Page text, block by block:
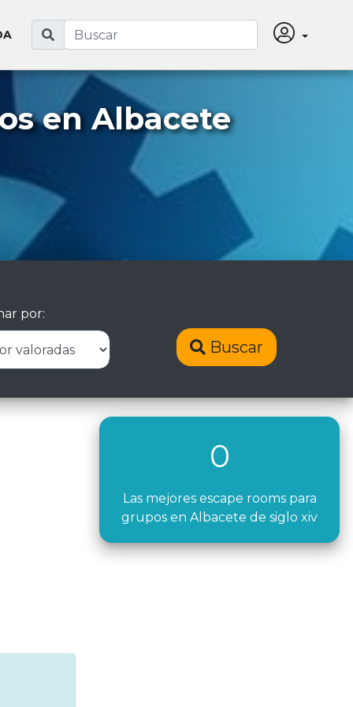
en Albacete
por:
Buscar
0
Las mejores escape rooms para
grupos en Albacete de siglo xiv